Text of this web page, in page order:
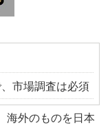
市場調査は必須
海外のものを日本